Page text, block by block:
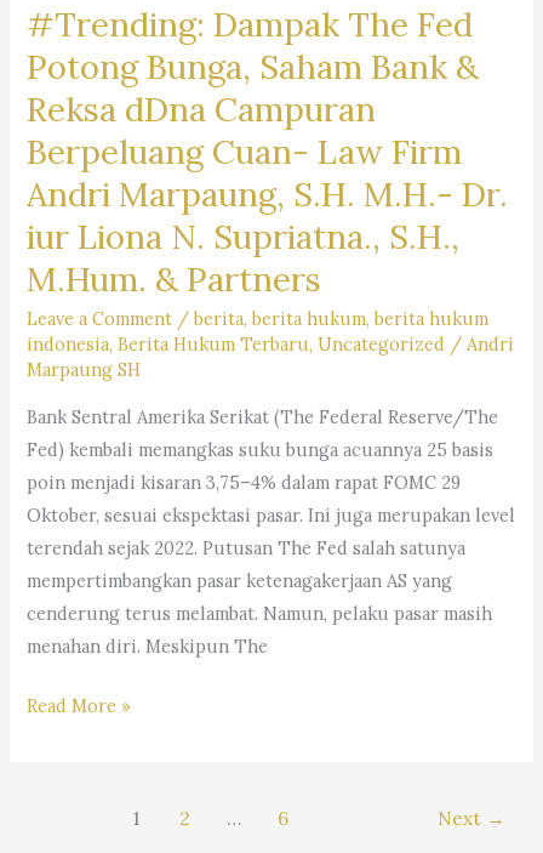
Mahal
Kantor
Hukum
Dr.
Iur
Liona
N.
Supriatna.,
S.H.,
M.Hum.
–
Andri
Marpaung,
S.H.
M.H.&
Partners
#Trending: Dampak The Fed
Potong Bunga, Saham Bank &
Reksa dDna Campuran
Berpeluang Cuan- Law Firm
Andri Marpaung, S.H. M.H.- Dr.
iur Liona N. Supriatna., S.H.,
M.Hum. & Partners
Leave a Comment /berita,berita hukum,berita hukum
indonesia,Berita Hukum Terbaru,Uncategorized /Andri
Marpaung SH
Bank Sentral Amerika Serikat (The Federal Reserve/The
Fed) kembali memangkas suku bunga acuannya 25 basis
poin menjadi kisaran 3,75–4% dalam rapat FOMC 29
Oktober, sesuai ekspektasi pasar. Ini juga merupakan level
terendah sejak 2022. Putusan The Fed salah satunya
mempertimbangkan pasar ketenagakerjaan AS yang
cenderung terus melambat. Namun, pelaku pasar masih
menahan diri. Meskipun The
#Trending:
Read More »
1 2 … 6 Next →